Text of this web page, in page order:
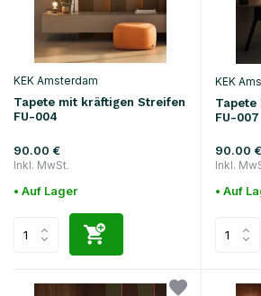
KEK Amsterdam
Tapete mit kräftigen Streifen
FU-004
90.00 €
Inkl. MwSt.
• Auf Lager
KEK
FU-007
90.00 €
Inkl.
• Auf